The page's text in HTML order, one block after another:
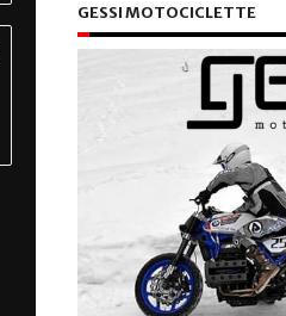
GESSI MOTOCICLETTE